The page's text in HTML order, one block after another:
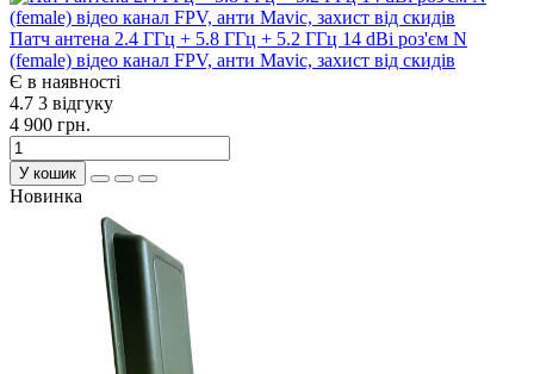
Патч антена 2.4 ГГц + 5.8 ГГц + 5.2 ГГц 14 dBi роз'єм N
(female) відео канал FPV, анти Mavic, захист від скидів
Є в наявності
4.7 3 відгуку
4 900 грн.
У кошик
Новинка